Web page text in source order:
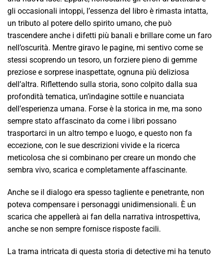
gli occasionali intoppi, l’essenza del libro è rimasta intatta,
un tributo al potere dello spirito umano, che può
trascendere anche i difetti più banali e brillare come un faro
nell’oscurità. Mentre giravo le pagine, mi sentivo come se
stessi scoprendo un tesoro, un forziere pieno di gemme
preziose e sorprese inaspettate, ognuna più deliziosa
dell’altra. Riflettendo sulla storia, sono colpito dalla sua
profondità tematica, un’indagine sottile e nuanciata
dell’esperienza umana. Forse è la storica in me, ma sono
sempre stato affascinato da come i libri possano
trasportarci in un altro tempo e luogo, e questo non fa
eccezione, con le sue descrizioni vivide e la ricerca
meticolosa che si combinano per creare un mondo che
sembra vivo, scarica e completamente affascinante.
Anche se il dialogo era spesso tagliente e penetrante, non
poteva compensare i personaggi unidimensionali. È un
scarica che appellerà ai fan della narrativa introspettiva,
anche se non sempre fornisce risposte facili.
La trama intricata di questa storia di detective mi ha tenuto